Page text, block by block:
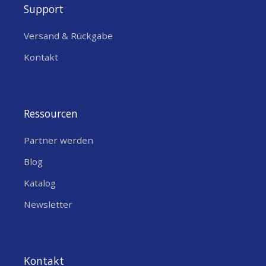
Support
Versand & Rückgabe
Kontakt
Ressourcen
Partner werden
Blog
Katalog
Newsletter
Kontakt